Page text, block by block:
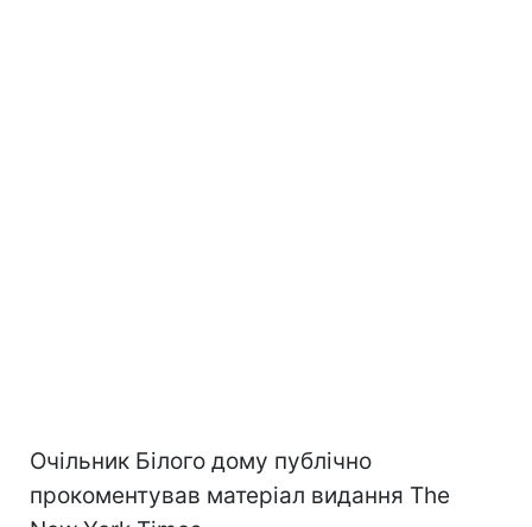
Очільник Білого дому публічно
прокоментував матеріал видання The